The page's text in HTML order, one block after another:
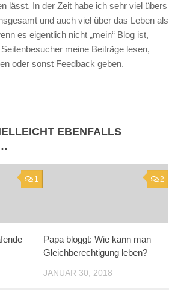
lässt. In der Zeit habe ich sehr viel übers
und auch viel über das Leben als
es eigentlich nicht „mein“ Blog ist,
meine Beiträge lesen,
oder sonst Feedback geben.
EBENFALLS
1 2
Papa bloggt: Wie kann man
Gleichberechtigung leben?
JANUAR 30, 2018